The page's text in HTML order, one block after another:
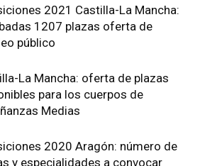
2021 Castilla-La Mancha:
1207 plazas oferta de
público
La Mancha: oferta de plazas
para los cuerpos de
Medias
2020 Aragón: número de
y especialidades a convocar